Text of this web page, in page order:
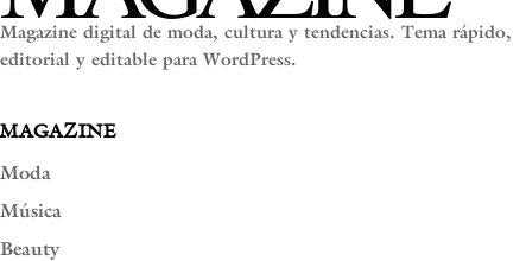
Magazine digital de moda, cultura y tendencias. Tema rápido,
editorial y editable para WordPress.
MAGAZINE
Moda
Música
Beauty